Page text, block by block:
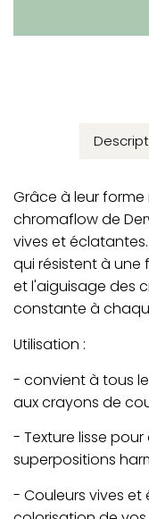
Grâce à leur
chromaflow de
vives et
qui résistent à une
et l'aiguisage des
constante à
Utilisation :
- convient à tous
aux crayons de
- Texture lisse
superpositions
- Couleurs vives